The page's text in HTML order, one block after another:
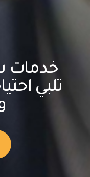
خدمات
تلبي